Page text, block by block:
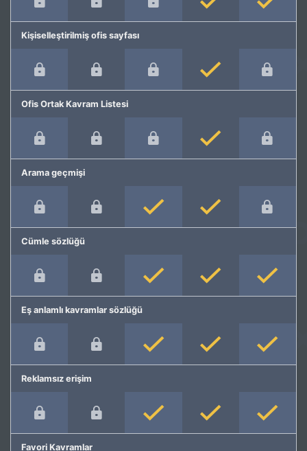
Kişiselleştirilmiş ofis sayfası
Ofis Ortak Kavram Listesi
Arama geçmişi
Cümle sözlüğü
Eş anlamlı kavramlar sözlüğü
Reklamsız erişim
Favori Kavramlar